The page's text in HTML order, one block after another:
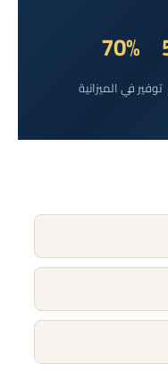
70%
توفير في الميزانية